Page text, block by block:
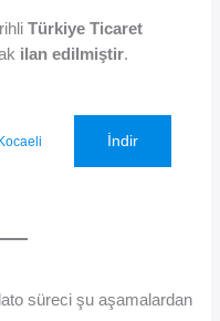
Türkiye Ticaret
ilan edilmiştir.
İndir
süreci şu aşamalardan